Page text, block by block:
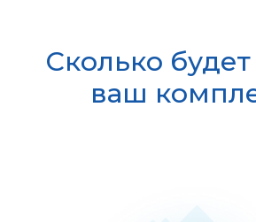
Сколько будет
ваш